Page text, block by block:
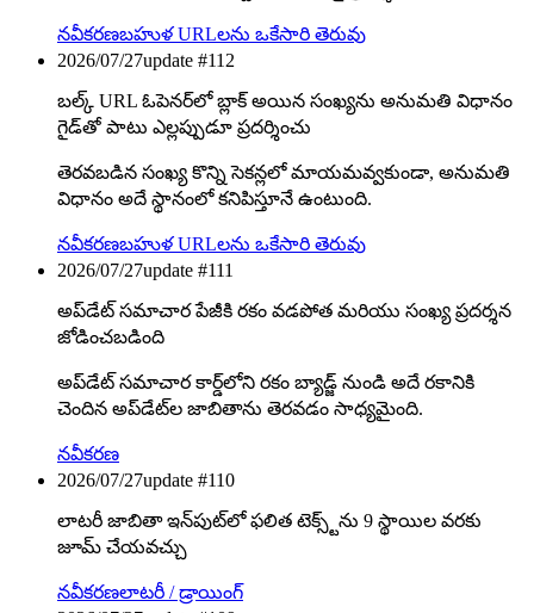
నవీకరణబహుళ URLలను ఒకేసారి తెరువు
2026/07/27update #112
బల్క్ URL ఓపెనర్‌లో బ్లాక్ అయిన సంఖ్యను అనుమతి విధానం
గైడ్‌తో పాటు ఎల్లప్పుడూ ప్రదర్శించు
తెరవబడిన సంఖ్య కొన్ని సెకన్లలో మాయమవ్వకుండా, అనుమతి
విధానం అదే స్థానంలో కనిపిస్తూనే ఉంటుంది.
నవీకరణబహుళ URLలను ఒకేసారి తెరువు
2026/07/27update #111
అప్‌డేట్ సమాచార పేజీకి రకం వడపోత మరియు సంఖ్య ప్రదర్శన
జోడించబడింది
అప్‌డేట్ సమాచార కార్డ్‌లోని రకం బ్యాడ్జ్ నుండి అదే రకానికి
చెందిన అప్‌డేట్‌ల జాబితాను తెరవడం సాధ్యమైంది.
నవీకరణ
2026/07/27update #110
లాటరీ జాబితా ఇన్‌పుట్‌లో ఫలిత టెక్స్ట్‌ను 9 స్థాయిల వరకు
జూమ్ చేయవచ్చు
నవీకరణలాటరీ / డ్రాయింగ్